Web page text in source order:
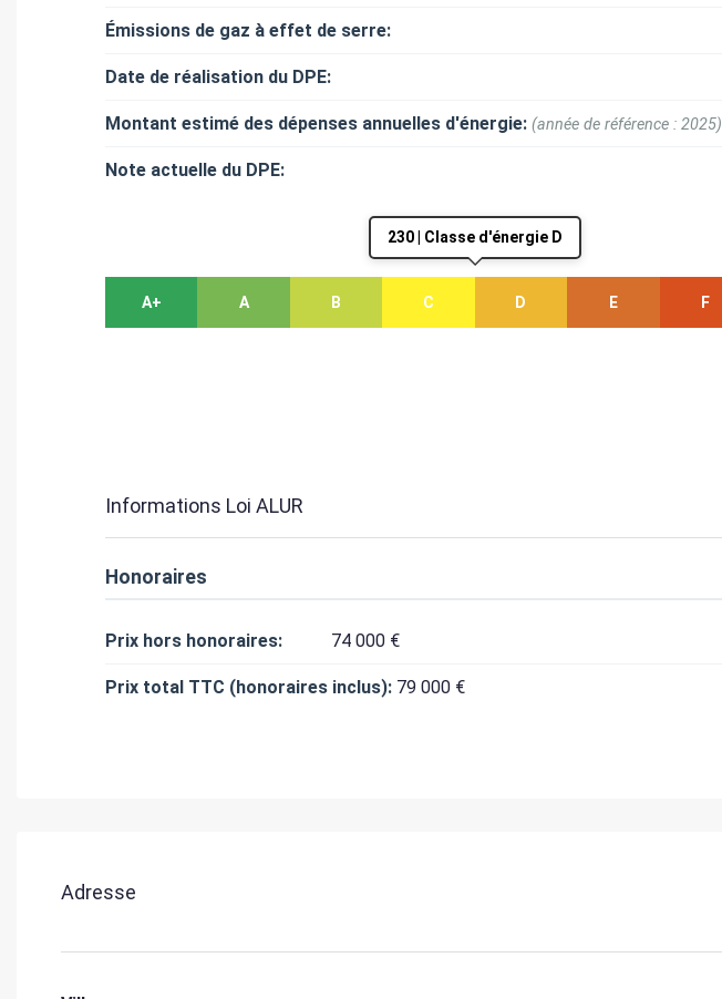
Émissions de gaz à effet de serre:
Date de réalisation du DPE:
Montant estimé des dépenses annuelles d'énergie: (année de référence : 2025)
Note actuelle du DPE:
A+ A B C
230 | Classe d'énergie D
D E F
Informations Loi ALUR
Honoraires
Prix hors honoraires: 74 000 €
Prix total TTC (honoraires inclus): 79 000 €
Adresse